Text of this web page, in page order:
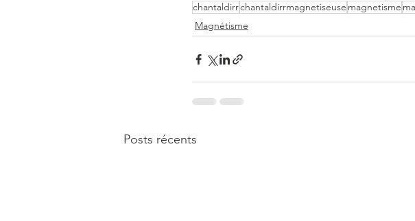
chantaldirrchantaldirrmagnetiseuse magnetisme
Magnétisme
Posts récents